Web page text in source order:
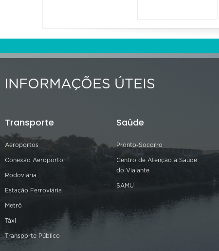
INFORMAÇÕES ÚTEIS
Transporte
Aeroportos
Conexão Aeroporto
Rodoviária
Estação Ferroviária
Metrô
Táxi
Transporte Público
Saúde
Pronto-Socorro
Centro de Atenção à Saúde
do Viajante
SAMU